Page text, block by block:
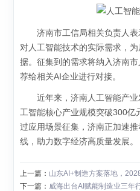
济南市工信局相关负责人
对人工智能技术的实际需求，
据。征集到的需求将纳入济南
荐给相关AI企业进行对接。
近年来，济南人工智能产
工智能核心产业规模突破300亿
过应用场景征集，济南正加速
线，助力数字经济高质量发展。
上一篇： 山东AI+制造方案落地，
下一篇： 威海出台AI赋能制造业三年行动